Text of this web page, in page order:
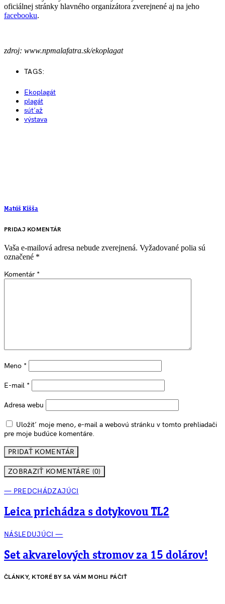
oficiálnej stránky hlavného organizátora zverejnené aj na jeho
facebooku.
zdroj: www.npmalafatra.sk/ekoplagat
TAGS:
Ekoplagát
plagát
súťaž
výstava
Matúš Kišša
PRIDAJ KOMENTÁR
Vaša e-mailová adresa nebude zverejnená. Vyžadované polia sú
označené *
Komentár *
Meno *
E-mail *
Adresa webu
Uložiť moje meno, e-mail a webovú stránku v tomto prehliadači
pre moje budúce komentáre.
ZOBRAZIŤ KOMENTÁRE (0)
— PREDCHÁDZAJÚCI
Leica prichádza s dotykovou TL2
NÁSLEDUJÚCI —
Set akvarelových stromov za 15 dolárov!
ČLÁNKY, KTORÉ BY SA VÁM MOHLI PÁČIŤ